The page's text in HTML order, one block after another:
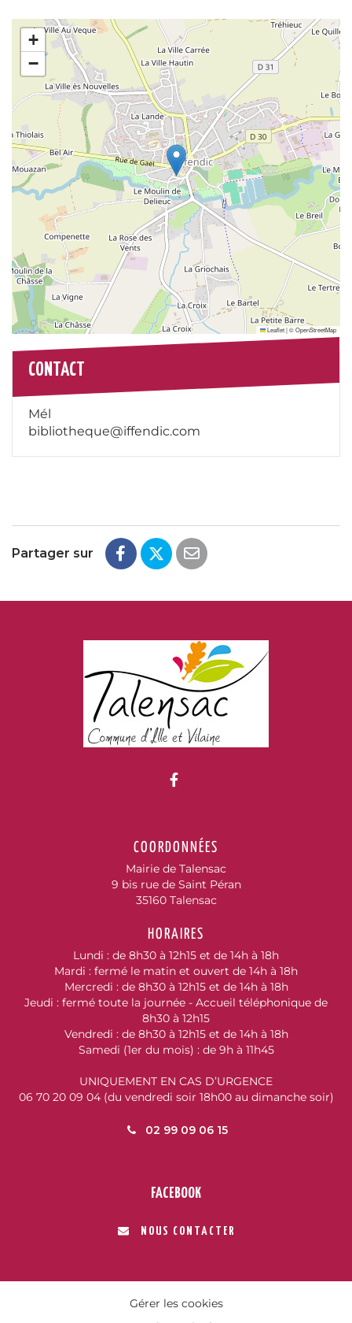
+
−
Leaflet|©OpenStreetMap
CONTACT
Mél
bibliotheque@iffendic.com
Partager sur
Lien vers le compte
COORDONNÉES
Mairie de Talensac
9 bis rue de Saint Péran
35160 Talensac
HORAIRES
Lundi : de 8h30 à 12h15 et de 14h à 18h
Mardi : fermé le matin et ouvert de 14h à 18h
Mercredi : de 8h30 à 12h15 et de 14h à 18h
Jeudi : fermé toute la journée - Accueil téléphonique de
8h30 à 12h15
Vendredi : de 8h30 à 12h15 et de 14h à 18h
Samedi (1er du mois) : de 9h à 11h45
UNIQUEMENT EN CAS D’URGENCE
06 70 20 09 04 (du vendredi soir 18h00 au dimanche soir)
02 99 09 06 15
FACEBOOK
NOUS CONTACTER
Gérer les cookies